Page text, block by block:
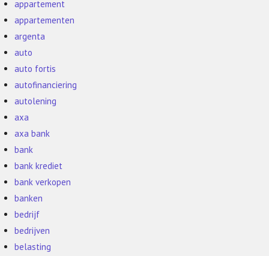
appartement
appartementen
argenta
auto
auto fortis
autofinanciering
autolening
axa
axa bank
bank
bank krediet
bank verkopen
banken
bedrijf
bedrijven
belasting